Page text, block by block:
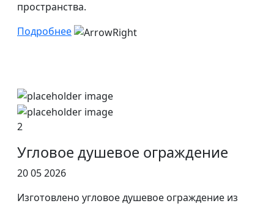
пространства.
Подробнее
2
Угловое душевое ограждение
20 05 2026
Изготовлено угловое душевое ограждение из